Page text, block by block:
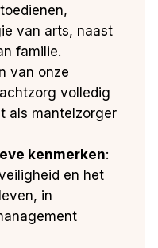
van arts, naast
familie.
van onze
volledig
als mantelzorger
kenmerken:
en het
in